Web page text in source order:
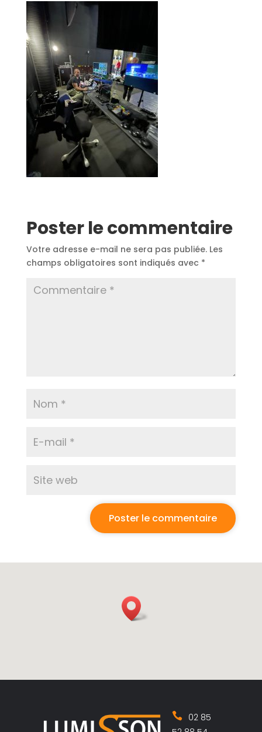
Poster le commentaire
Votre adresse e-mail ne sera pas publiée. Les
champs obligatoires sont indiqués avec *
02 85